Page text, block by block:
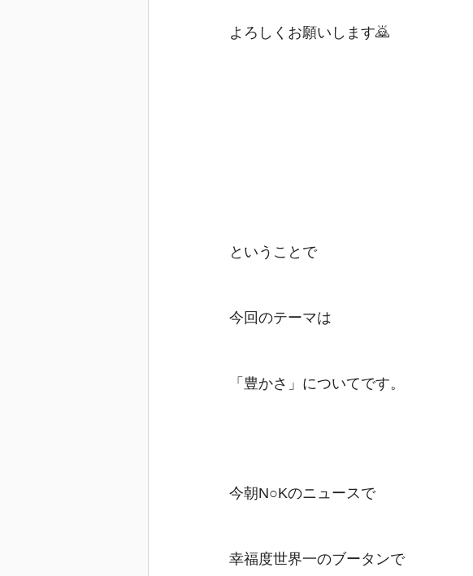
よろしくお願いします🙇
ということで
今回のテーマは
「豊かさ」についてです。
今朝N○Kのニュースで
幸福度世界一のブータンで